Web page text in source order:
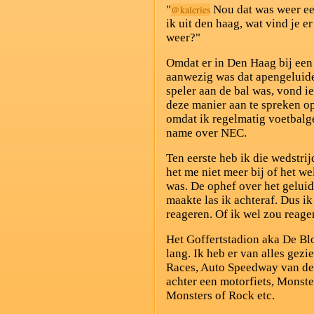
"@kaleries Nou dat was weer
ik uit den haag, wat vind je
weer?"
Omdat er in Den Haag bij
aanwezig was dat
speler aan de bal was, vond
deze manier aan te spreken
omdat ik regelmatig
name over NEC.
Ten eerste heb ik die
het me niet meer bij of het
was. De ophef over het
maakte las ik achteraf. Dus
reageren. Of ik wel zou
Het Goffertstadion aka De
lang. Ik heb er van alles
Races, Auto Speedway van
achter een motorfiets,
Monsters of Rock etc.